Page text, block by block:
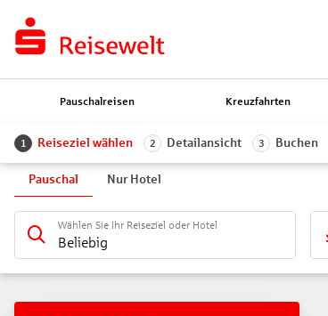
Pauschalreisen Kreuzfahrten
1 Reiseziel wählen 2 Detailansicht 3 Buchen
Pauschal Nur Hotel
Wählen Sie Ihr Reiseziel oder Hotel
Beliebig